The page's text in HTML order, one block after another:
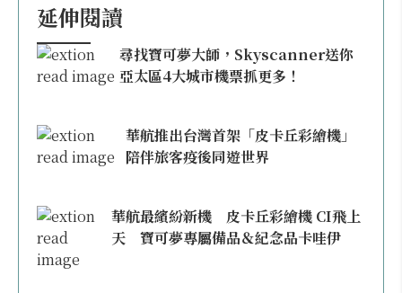
延伸閱讀
尋找寶可夢大師，Skyscanner送你
亞太區4大城市機票抓更多！
華航推出台灣首架「皮卡丘彩繪機」
陪伴旅客疫後同遊世界
華航最繽紛新機 皮卡丘彩繪機 CI飛上
天 寶可夢專屬備品＆紀念品卡哇伊